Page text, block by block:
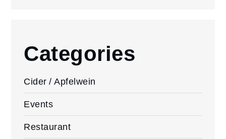
Categories
Cider / Apfelwein
Events
Restaurant